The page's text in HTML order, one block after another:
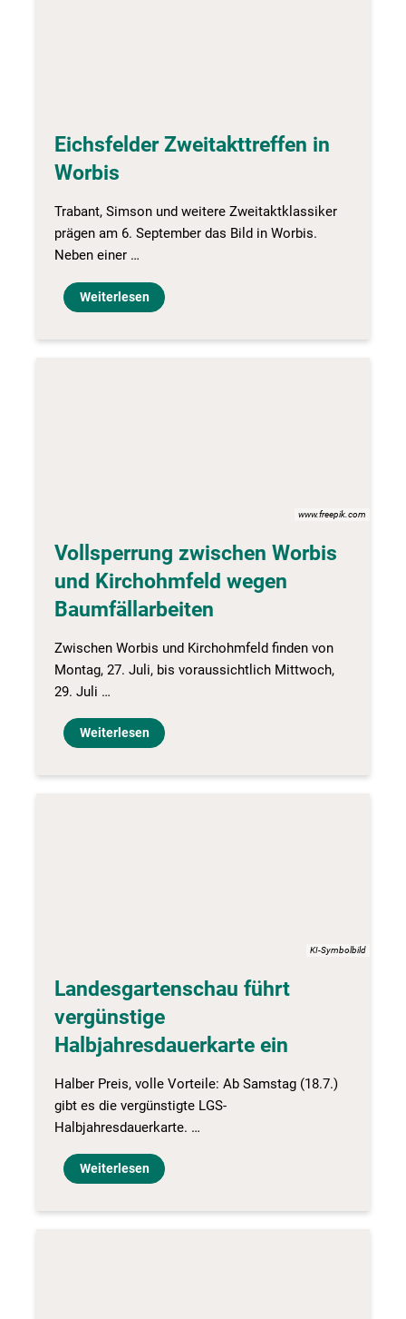
Eichsfelder Zweitakttreffen in
Worbis
Trabant, Simson und weitere Zweitaktklassiker
prägen am 6. September das Bild in Worbis.
Neben einer …
Weiterlesen
www.freepik.com
Vollsperrung zwischen Worbis
und Kirchohmfeld wegen
Baumfällarbeiten
Zwischen Worbis und Kirchohmfeld finden von
Montag, 27. Juli, bis voraussichtlich Mittwoch,
29. Juli …
Weiterlesen
KI-Symbolbild
Landesgartenschau führt
vergünstige
Halbjahresdauerkarte ein
Halber Preis, volle Vorteile: Ab Samstag (18.7.)
gibt es die vergünstigte LGS-
Halbjahresdauerkarte. …
Weiterlesen